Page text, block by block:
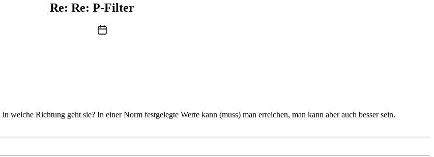
Re: Re: P-Filter
Beitragsdatum
Richtung geht sie? In einer Norm festgelegte Werte kann (muss) man erreichen, man kann aber auch besser sein.